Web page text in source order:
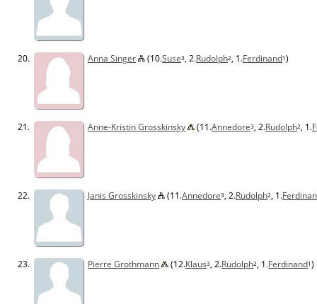
20. Anna Singer (10.Suse3, 2.Rudolph2, 1.Ferdinand1)
21. Anne-Kristin Grosskinsky (11.Annedore3, 2.Rudolph2, 1.
22. Janis Grosskinsky (11.Annedore3, 2.Rudolph2, 1.
23. Pierre Grothmann (12.Klaus3, 2.Rudolph2, 1.Ferdinand1)